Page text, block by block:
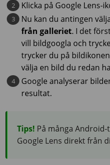
Klicka på Google Lens-
Nu kan du antingen
från galleriet. I det
vill bildgoogla och
trycker du på
välja en bild du redan
Google analyserar
resultat.
Tips! På många
Google Lens direkt från